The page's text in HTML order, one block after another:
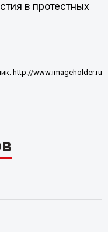
в протестных
http://www.imageholder.ru